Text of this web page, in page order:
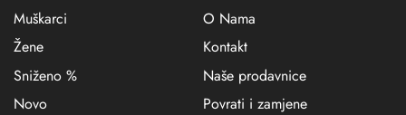
Muškarci
Žene
Sniženo %
Novo
O Nama
Kontakt
Naše prodavnice
Povrati i zamjene